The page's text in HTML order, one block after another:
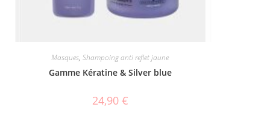
Masques,Shampoing anti reflet jaune
Gamme Kératine & Silver blue
24,90 €